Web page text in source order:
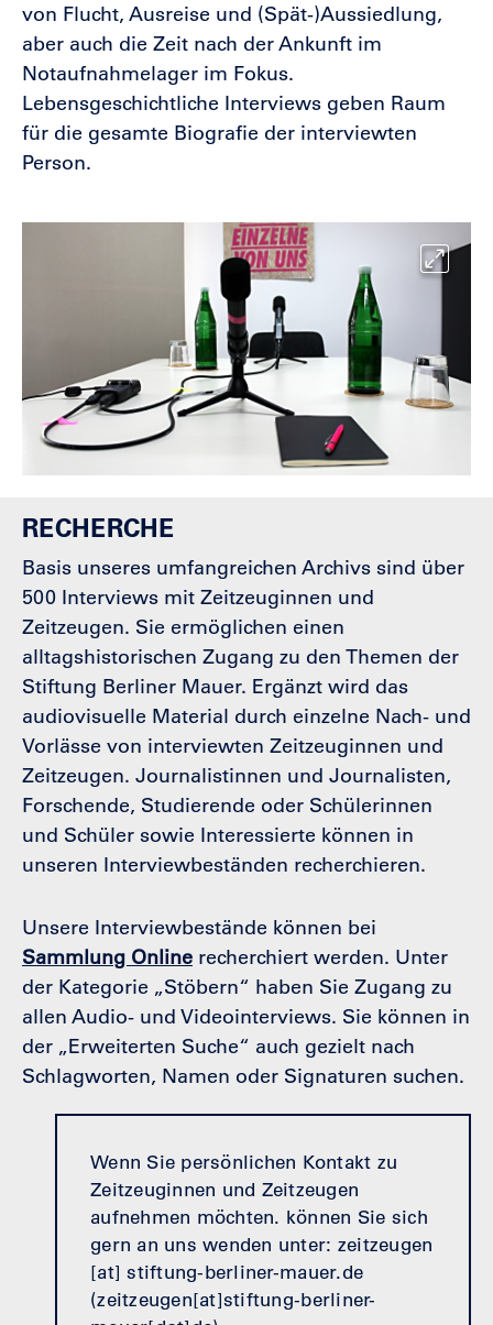
von Flucht, Ausreise und (Spät-)Aussiedlung,
aber auch die Zeit nach der Ankunft im
Notaufnahmelager im Fokus.
Lebensgeschichtliche Interviews geben Raum
für die gesamte Biografie der interviewten
Person.
RECHERCHE
Basis unseres umfangreichen Archivs sind über
500 Interviews mit Zeitzeuginnen und
Zeitzeugen. Sie ermöglichen einen
alltagshistorischen Zugang zu den Themen der
Stiftung Berliner Mauer. Ergänzt wird das
audiovisuelle Material durch einzelne Nach- und
Vorlässe von interviewten Zeitzeuginnen und
Zeitzeugen. Journalistinnen und Journalisten,
Forschende, Studierende oder Schülerinnen
und Schüler sowie Interessierte können in
unseren Interviewbeständen recherchieren.
Unsere Interviewbestände können bei
Sammlung Online recherchiert werden. Unter
der Kategorie „Stöbern“ haben Sie Zugang zu
allen Audio- und Videointerviews. Sie können in
der „Erweiterten Suche“ auch gezielt nach
Schlagworten, Namen oder Signaturen suchen.
Wenn Sie persönlichen Kontakt zu
Zeitzeuginnen und Zeitzeugen
aufnehmen möchten. können Sie sich
gern an uns wenden unter: zeitzeugen
[at]stiftung-berliner-mauer.de
(zeitzeugen[at]stiftung-berliner-